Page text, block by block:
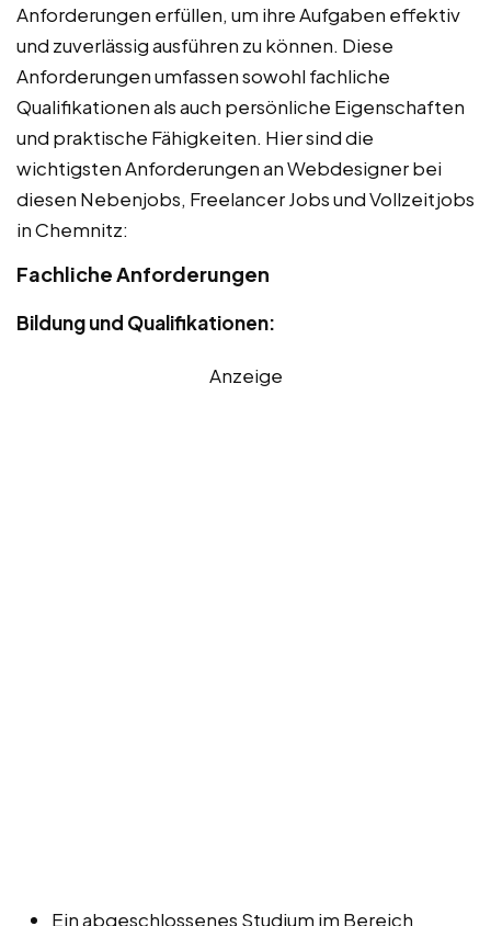
Anforderungen erfüllen, um ihre Aufgaben effektiv
und zuverlässig ausführen zu können. Diese
Anforderungen umfassen sowohl fachliche
Qualifikationen als auch persönliche Eigenschaften
und praktische Fähigkeiten. Hier sind die
wichtigsten Anforderungen an Webdesigner bei
diesen Nebenjobs, Freelancer Jobs und Vollzeitjobs
in Chemnitz:
Fachliche Anforderungen
Bildung und Qualifikationen:
Anzeige
Ein abgeschlossenes Studium im Bereich